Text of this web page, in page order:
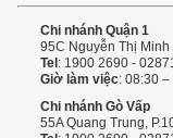
Chi nhánh Quận 1
95C Nguyễn Thị Minh
Tel : 1900 2690 -
Giờ làm việc: 08:30
Chi nhánh Gò Vấp
55A Quang Trung,